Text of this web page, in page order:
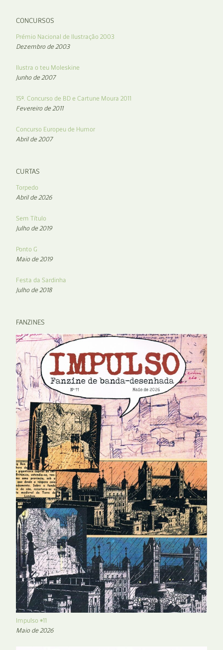
CONCURSOS
Prémio Nacional de Ilustração 2003
Dezembro de 2003
Ilustra o teu Moleskine
Junho de 2007
15º. Concurso de BD e Cartune Moura 2011
Fevereiro de 2011
Concurso Europeu de Humor
Abril de 2007
CURTAS
Torpedo
Abril de 2026
Sem Título
Julho de 2019
Ponto G
Maio de 2019
Festa da Sardinha
Julho de 2018
FANZINES
Impulso #11
Maio de 2026